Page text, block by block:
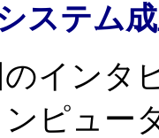
ステム
インタ
ンピュー